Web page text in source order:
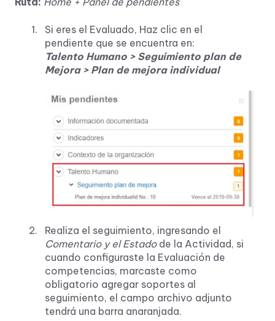
Si eres el Evaluado, Haz clic en el
pendiente que se encuentra en:
Talento Humano > Seguimiento plan de
Mejora > Plan de mejora individual
Realiza el seguimiento, ingresando el
Comentario y el Estado de la Actividad, si
cuando configuraste la Evaluación de
competencias, marcaste como
obligatorio agregar soportes al
seguimiento, el campo archivo adjunto
tendrá una barra anaranjada.